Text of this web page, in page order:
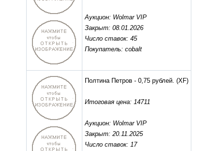
Аукцион: Wolmar VIP
Закрыт: 08.01.2026
Число ставок: 45
Покупатель: cobalt
Полтина Петров - 0,75 рублей. (XF)
Итоговая цена: 14711
Аукцион: Wolmar VIP
Закрыт: 20.11.2025
Число ставок: 17